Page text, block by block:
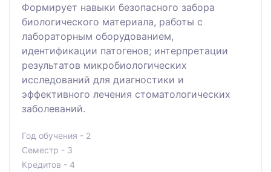
Формирует навыки безопасного забора
биологического материала, работы с
лабораторным оборудованием,
идентификации патогенов; интерпретации
результатов микробиологических
исследований для диагностики и
эффективного лечения стоматологических
заболеваний.
Год обучения - 2
Семестр - 3
Кредитов - 4